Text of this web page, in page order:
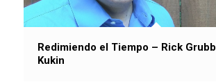
Redimiendo el Tiempo – Rick
Kukin